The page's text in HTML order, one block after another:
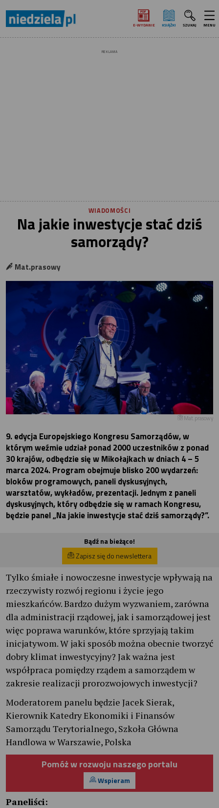
E‑WYDANIE KSIĄŻKI SZUKAJ MENU
REKLAMA
WIADOMOŚCI
Na jakie inwestycje stać dziś
samorządy?
Mat.prasowy
Mat.prasowy
9. edycja Europejskiego Kongresu Samorządów, w
którym weźmie udział ponad 2000 uczestników z ponad
30 krajów, odbędzie się w Mikołajkach w dniach 4 – 5
marca 2024. Program obejmuje blisko 200 wydarzeń:
bloków programowych, paneli dyskusyjnych,
warsztatów, wykładów, prezentacji. Jednym z paneli
dyskusyjnych, który odbędzie się w ramach Kongresu,
będzie panel „Na jakie inwestycje stać dziś samorządy?”.
Bądź na bieżąco!
Zapisz się do newslettera
Tylko śmiałe i nowoczesne inwestycje wpływają na
rzeczywisty rozwój regionu i życie jego
mieszkańców. Bardzo dużym wyzwaniem, zarówna
dla administracji rządowej, jak i samorządowej jest
więc poprawa warunków, które sprzyjają takim
inicjatywom. W jaki sposób można obecnie tworzyć
dobry klimat inwestycyjny? Jak ważna jest
współpraca pomiędzy rządem a samorządem w
zakresie realizacji prorozwojowych inwestycji?
Moderatorem panelu będzie Jacek Sierak,
Kierownik Katedry Ekonomiki i Finansów
Samorządu Terytorialnego, Szkoła Główna
Handlowa w Warszawie, Polska
Pomóż w rozwoju naszego portalu
Wspieram
Paneliści: